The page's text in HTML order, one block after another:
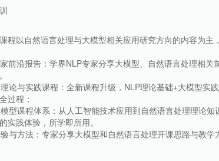
程以自然语言处理与大模型相关应用研究方向的内容为主
前沿报告：学界NLP专家分享大模型、自然语言处理相
论与实践课程：全新课程升级，NLP理论基础+大模型实
过程；
型课程体系：从人工智能技术应用到自然语言处理理论知
实践体验，所学即所用。
与方法：专家分享大模型和自然语言处理开课思路与教学